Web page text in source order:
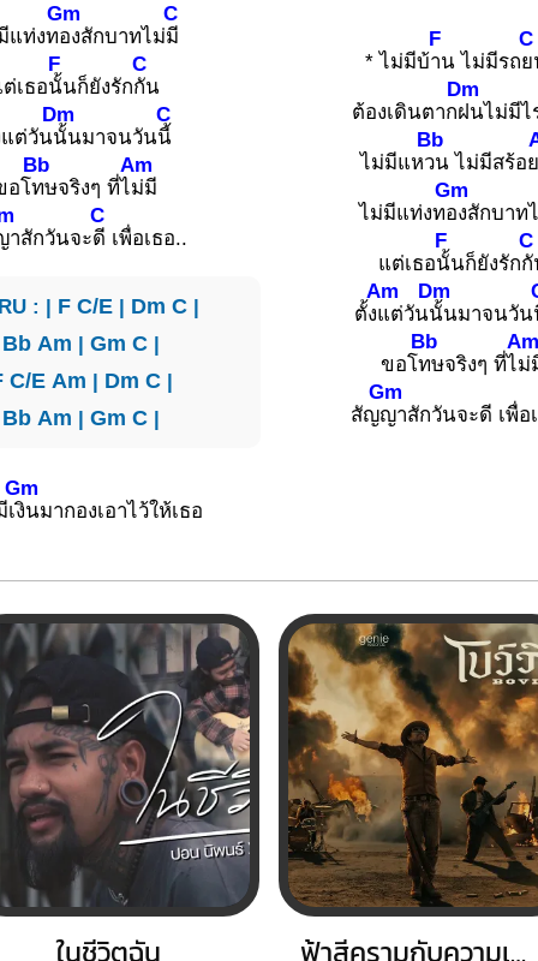
แท่งท
Gm
องสักบาทไม่
C
มี
เธอ
F
นั้นก็ยังรัก
C
กัน
ต่วัน
Dm
นั้นมาจนวัน
C
นี้
อโ
Bb
ทษจริงๆ ที่ไ
Am
ม่มี
าสักวันจะ
C
ดี เพื่อเธอ..
: | F C/E| Dm C|
Bb Am |Gm C |
C/E Am | Dm C|
Bb Am |Gm C |
เ
Gm
งินมากองเอาไว้ให้เธอ
* ไม่มีบ้
F
าน ไม่มีรถ
C
ต้องเดินตาก
Dm
ฝนไม่มีไ
ไม่มีแห
Bb
วน ไม่มีสร้อ
ไม่มีแท่งท
Gm
องสักบาท
แต่เธอ
F
นั้นก็ยังรัก
C
ตั้ง
Am
แต่วัน
Dm
นั้นมาจนวัน
ขอโ
Bb
ทษจริงๆ ที่ไม่
สัญ
Gm
ญาสักวันจะดี เพื่อเ
ในชีวิตฉัน ฟ้าสีครามกับความเป็นจริง